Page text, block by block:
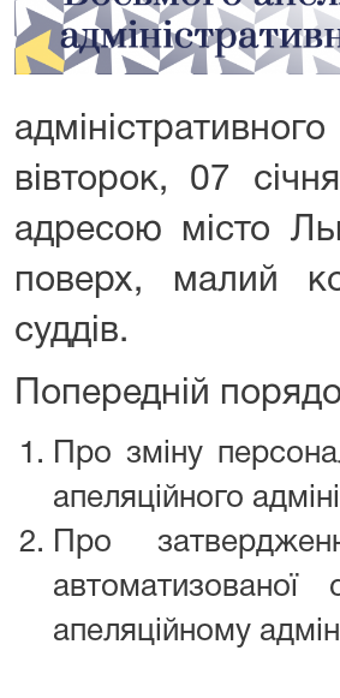
вівторок, 07
адресою місто
поверх, малий
суддів.
Попередній
Про зміну
апеляційного
Про
апеляційному